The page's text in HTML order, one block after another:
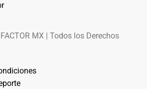
MX | Todos los Derechos